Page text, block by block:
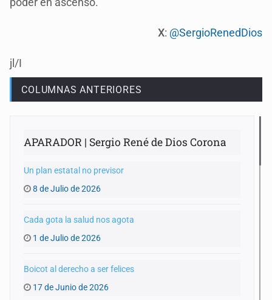
X: @SergioRenedDios
jl/I
COLUMNAS ANTERIORES
APARADOR | Sergio René de Dios Corona
Un plan estatal no previsor
8 de Julio de 2026
Cada gota la salud nos agota
1 de Julio de 2026
Boicot al derecho a ser felices
17 de Junio de 2026